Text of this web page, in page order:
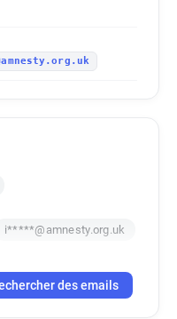
i*****@amnesty.org.uk
des emails